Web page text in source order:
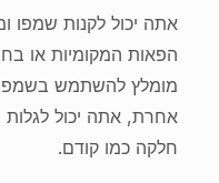
אתה יכול לקנות שמפו
הפאות המקומיות או
מומלץ להשתמש
אחרת, אתה יכול
חלקה כמו קודם.